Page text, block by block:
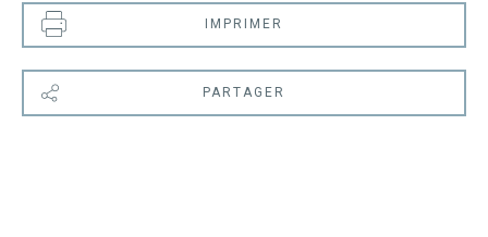
IMPRIMER
PARTAGER